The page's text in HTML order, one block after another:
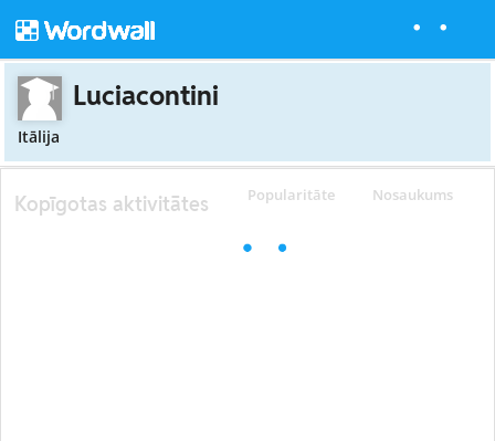
Luciacontini
Itālija
Popularitāte Nosaukums
Kopīgotas aktivitātes